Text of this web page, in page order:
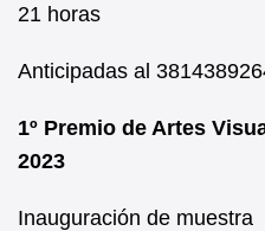
21 horas
Anticipadas al
1º Premio de Artes
2023
Inauguración de muestra